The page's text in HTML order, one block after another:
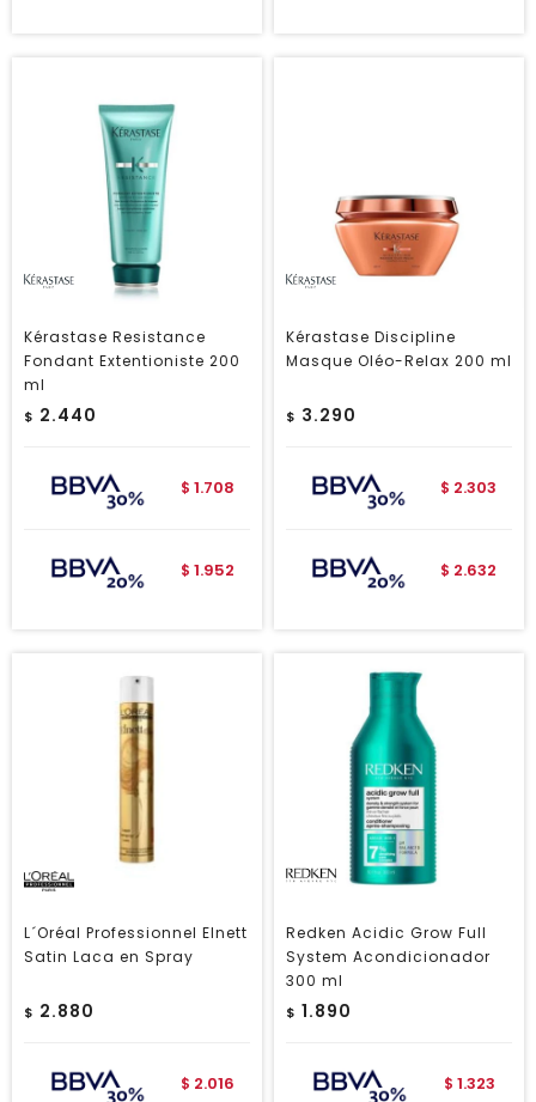
Kérastase Resistance
Fondant Extentioniste 200
ml
$ 2.440
$ 1.708
$ 1.952
Kérastase Discipline
Masque Oléo-Relax 200 ml
$ 3.290
$ 2.303
$ 2.632
L´Oréal Professionnel Elnett
Satin Laca en Spray
$ 2.880
$ 2.016
Redken Acidic Grow Full
System Acondicionador
300 ml
$ 1.890
$ 1.323